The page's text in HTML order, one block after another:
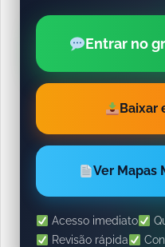
Entrar no
Baixar
Ver Mapas
Acesso imediato
Revisão rápida